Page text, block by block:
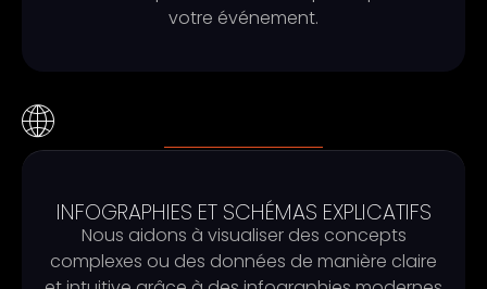
votre événement.
INFOGRAPHIES ET SCHÉMAS EXPLICATIFS
Nous aidons à visualiser des concepts
complexes ou des données de manière claire